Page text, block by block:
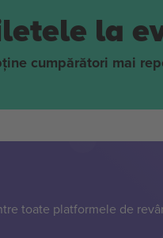
la
cumpărători mai
toate platformele de